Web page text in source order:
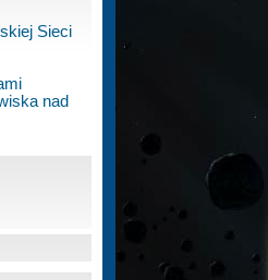
Sieci
nad